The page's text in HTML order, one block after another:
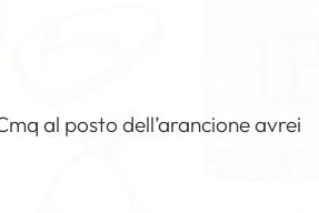
al posto dell’arancione avrei